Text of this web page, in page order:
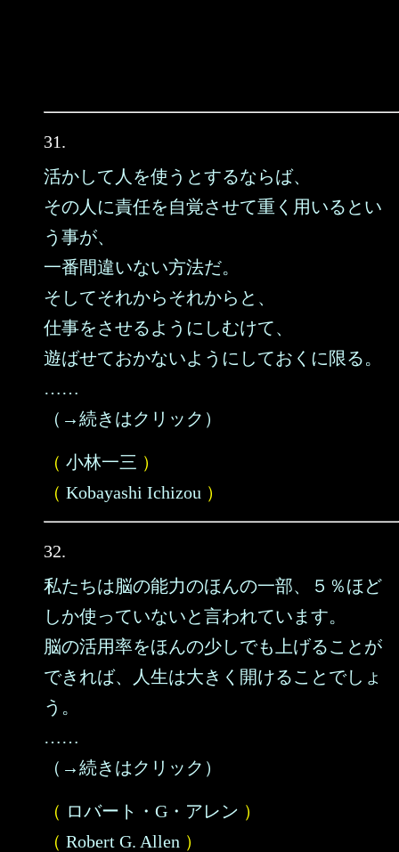
31.
活かして人を使うとするならば、
その人に責任を自覚させて重く用いるとい
う事が、
一番間違いない方法だ。
そしてそれからそれからと、
仕事をさせるようにしむけて、
遊ばせておかないようにしておくに限る。
……
（→続きはクリック）
（ 小林一三 ）
（ Kobayashi Ichizou ）
32.
私たちは脳の能力のほんの一部、５％ほど
しか使っていないと言われています。
脳の活用率をほんの少しでも上げることが
できれば、人生は大きく開けることでしょ
う。
……
（→続きはクリック）
（ ロバート・G・アレン ）
（ Robert G. Allen ）